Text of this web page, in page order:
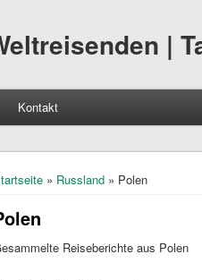
|
Kontakt
sind hier
» Russland » Polen
Reiseberichte aus Polen